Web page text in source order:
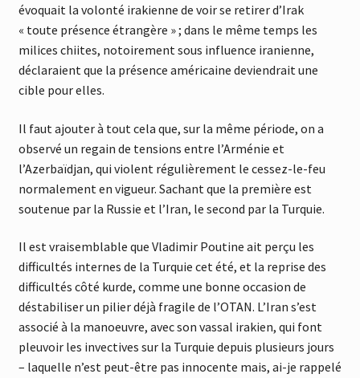
évoquait la volonté irakienne de voir se retirer d’Irak
« toute présence étrangère » ; dans le même temps les
milices chiites, notoirement sous influence iranienne,
déclaraient que la présence américaine deviendrait une
cible pour elles.
Il faut ajouter à tout cela que, sur la même période, on a
observé un regain de tensions entre l’Arménie et
l’Azerbaïdjan, qui violent régulièrement le cessez-le-feu
normalement en vigueur. Sachant que la première est
soutenue par la Russie et l’Iran, le second par la Turquie.
Il est vraisemblable que Vladimir Poutine ait perçu les
difficultés internes de la Turquie cet été, et la reprise des
difficultés côté kurde, comme une bonne occasion de
déstabiliser un pilier déjà fragile de l’OTAN. L’Iran s’est
associé à la manoeuvre, avec son vassal irakien, qui font
pleuvoir les invectives sur la Turquie depuis plusieurs jours
– laquelle n’est peut-être pas innocente mais, ai-je rappelé